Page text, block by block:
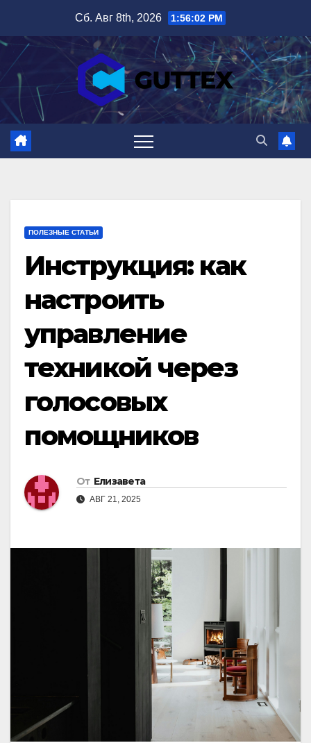
содержимому
Сб. Авг 8th, 2026 1:56:03 PM
ПОЛЕЗНЫЕ СТАТЬИ
Инструкция: как
настроить
управление
техникой через
голосовых
помощников
От Елизавета
АВГ 21, 2025